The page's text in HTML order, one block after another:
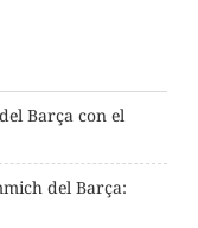
Barça con el
del Barça: